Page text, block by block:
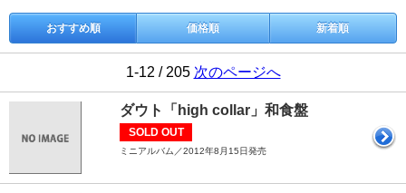
おすすめ順 価格順 新着順
1-12 / 205 次のページへ
ダウト「high collar」和食盤
SOLD OUT
ミニアルバム／2012年8月15日発売